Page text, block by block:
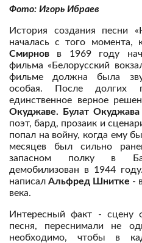
Фото: Игорь Ибраев
История создания песни
началась с того момента,
Смирнов в 1969 году
фильма «Белорусский
фильме должна была
особая. После долгих
единственное верное
Окуджаве. Булат Окуджава
поэт, бард, прозаик и
попал на войну, когда ему
месяцев был сильно
запасном полку в
демобилизован в 1944
написал Альфред Шнитке -
века.
Интересный факт - сцену
песня, переснимали не
необходимо, чтобы в